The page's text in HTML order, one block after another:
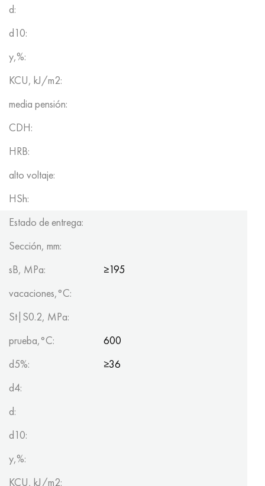
d:
d10:
y,%:
KCU, kJ/m2:
media pensión:
CDH:
HRB:
alto voltaje:
HSh:
Estado de entrega:
Sección, mm:
sB, MPa:
≥195
vacaciones,°C:
St|S0.2, MPa:
prueba,°C:
600
d5%:
≥36
d4:
d:
d10:
y,%:
KCU, kJ/m2: